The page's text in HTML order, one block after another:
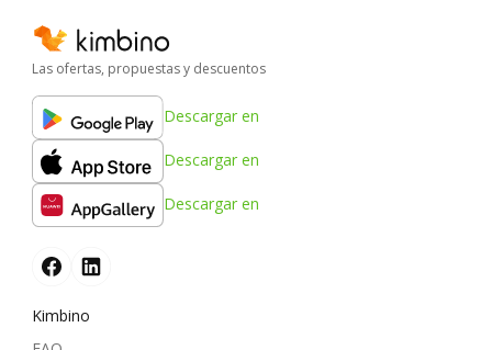
Las ofertas, propuestas y descuentos
Descargar en
Descargar en
Descargar en
Kimbino